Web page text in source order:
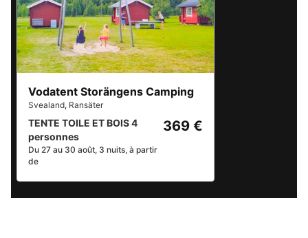
Vodatent Storängens Camping
Svealand, Ransäter
TENTE TOILE ET BOIS 4
personnes
Du 27 au 30 août, 3 nuits, à partir
de
369 €